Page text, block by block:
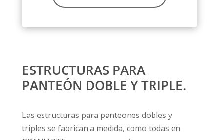
ESTRUCTURAS PARA
PANTEÓN DOBLE Y TRIPLE.
Las estructuras para panteones dobles y
triples se fabrican a medida, como todas en